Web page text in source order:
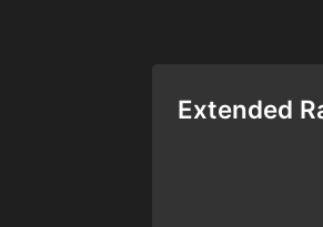
Extended